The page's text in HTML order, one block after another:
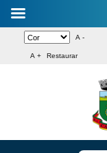
A -
A + Restaurar